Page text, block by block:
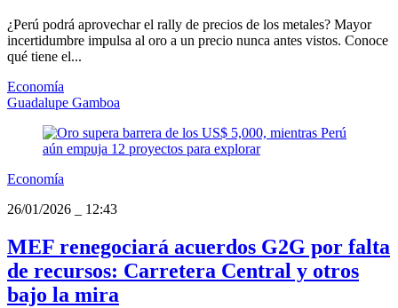
¿Perú podrá aprovechar el rally de precios de los metales? Mayor
incertidumbre impulsa al oro a un precio nunca antes vistos. Conoce
qué tiene el...
Economía
Guadalupe Gamboa
Economía
26/01/2026
12:43
MEF renegociará acuerdos G2G por falta
de recursos: Carretera Central y otros
bajo la mira